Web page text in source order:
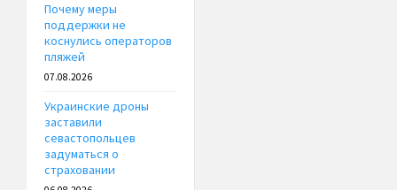
Почему меры
поддержки не
коснулись операторов
пляжей
07.08.2026
Украинские дроны
заставили
севастопольцев
задуматься о
страховании